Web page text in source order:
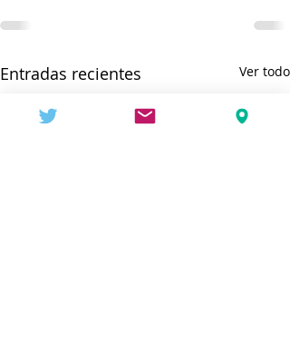
Entradas recientes Ver todo